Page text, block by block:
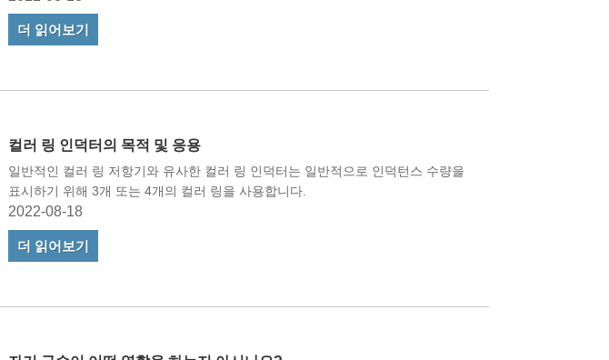
더 읽어보기
컬러 링 인덕터의 목적 및 응용
일반적인 컬러 링 저항기와 유사한 컬러 링 인덕터는 일반적으로 인덕턴스 수량을
표시하기 위해 3개 또는 4개의 컬러 링을 사용합니다.
2022-08-18
더 읽어보기